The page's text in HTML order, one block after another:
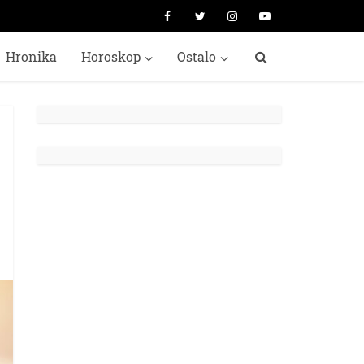
Hronika Horoskop Ostalo